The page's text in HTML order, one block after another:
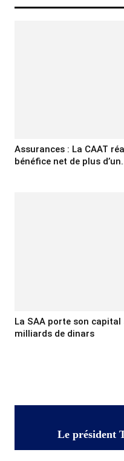
Assurances : La CAAT
bénéfice net de plus
La SAA porte son capital
milliards de dinars
Le président